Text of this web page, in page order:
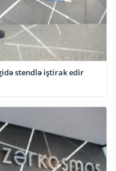
“Azərkosmos” Dubayda keçirilən sərgidə stendlə iştirak edir